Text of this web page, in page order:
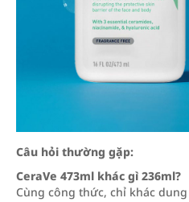
Câu hỏi thường gặp:
CeraVe 473ml khác gì 236ml?
Cùng công thức, chỉ khác